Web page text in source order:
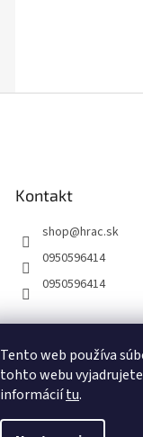
Tento web používa
tohto webu
informáciítu.
Kontakt
shop@hrac.sk
0950596414
0950596414